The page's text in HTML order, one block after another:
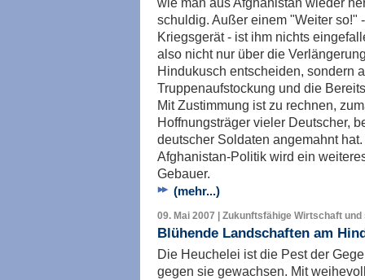
schuldig. Außer einem "Weiter so!"
Kriegsgerät - ist ihm nichts
also nicht nur über die
Hindukusch entscheiden, sondern
Truppenaufstockung und die
Mit Zustimmung ist zu rechnen,
Hoffnungsträger vieler Deutscher,
deutscher Soldaten angemahnt
Afghanistan-Politik wird ein
Gebauer.
(mehr...)
09. Mai 2007 | Zukunftsfähige Wirtschaft
Blühende Landschaften am
Die Heuchelei ist die Pest der
gegen sie gewachsen. Mit